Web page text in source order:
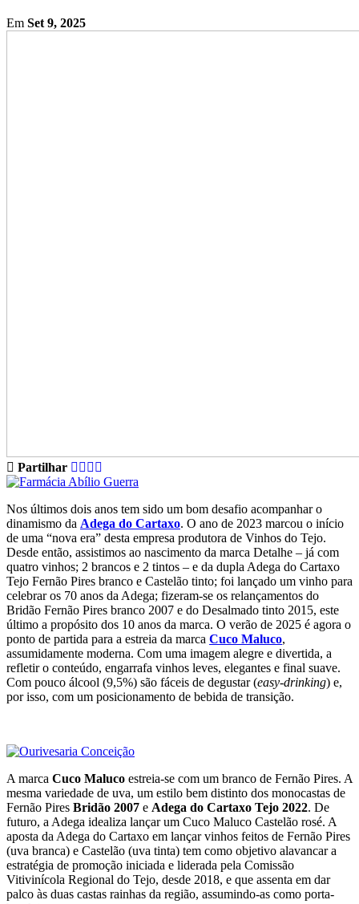
Em Set 9, 2025
Partilhar
Nos últimos dois anos tem sido um bom desafio acompanhar o
dinamismo da Adega do Cartaxo. O ano de 2023 marcou o início
de uma “nova era” desta empresa produtora de Vinhos do Tejo.
Desde então, assistimos ao nascimento da marca Detalhe – já com
quatro vinhos; 2 brancos e 2 tintos – e da dupla Adega do Cartaxo
Tejo Fernão Pires branco e Castelão tinto; foi lançado um vinho para
celebrar os 70 anos da Adega; fizeram-se os relançamentos do
Bridão Fernão Pires branco 2007 e do Desalmado tinto 2015, este
último a propósito dos 10 anos da marca. O verão de 2025 é agora o
ponto de partida para a estreia da marca Cuco Maluco,
assumidamente moderna. Com uma imagem alegre e divertida, a
refletir o conteúdo, engarrafa vinhos leves, elegantes e final suave.
Com pouco álcool (9,5%) são fáceis de degustar (easy-drinking) e,
por isso, com um posicionamento de bebida de transição.
A marca Cuco Maluco estreia-se com um branco de Fernão Pires. A
mesma variedade de uva, um estilo bem distinto dos monocastas de
Fernão Pires Bridão 2007 e Adega do Cartaxo Tejo 2022. De
futuro, a Adega idealiza lançar um Cuco Maluco Castelão rosé. A
aposta da Adega do Cartaxo em lançar vinhos feitos de Fernão Pires
(uva branca) e Castelão (uva tinta) tem como objetivo alavancar a
estratégia de promoção iniciada e liderada pela Comissão
Vitivinícola Regional do Tejo, desde 2018, e que assenta em dar
palco às duas castas rainhas da região, assumindo-as como porta-